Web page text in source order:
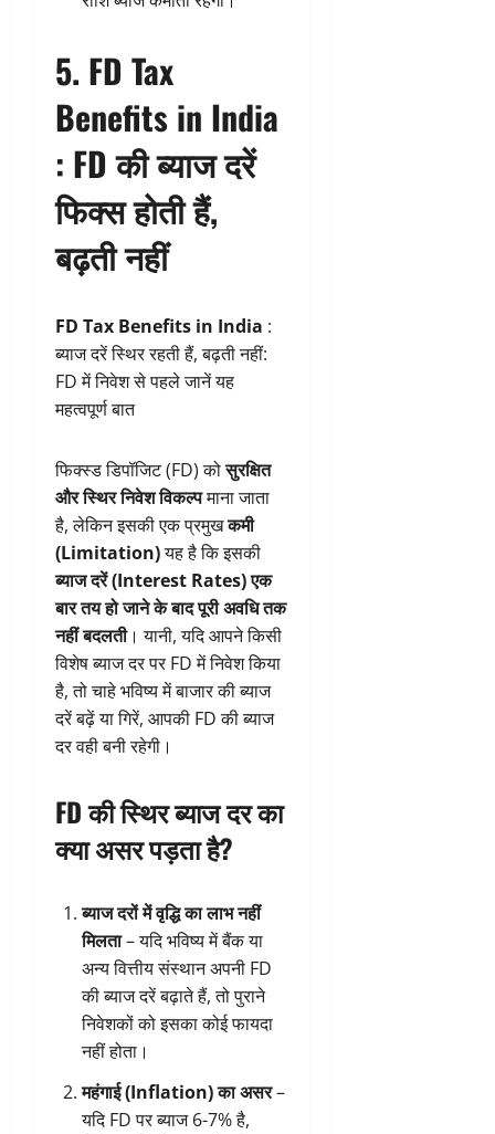
5. FD Tax
Benefits in India
: FD की ब्याज दरें
फिक्स होती हैं,
बढ़ती नहीं
FD Tax Benefits in India :
ब्याज दरें स्थिर रहती हैं, बढ़ती नहीं:
FD में निवेश से पहले जानें यह
महत्वपूर्ण बात
फिक्स्ड डिपॉजिट (FD) कोसुरक्षित
और स्थिर निवेश विकल्पमाना जाता
है, लेकिन इसकी एक प्रमुखकमी
(Limitation)यह है कि इसकी
ब्याज दरें (Interest Rates) एक
बार तय हो जाने के बाद पूरी अवधि तक
नहीं बदलती। यानी, यदि आपने किसी
विशेष ब्याज दर पर FD में निवेश किया
है, तो चाहे भविष्य में बाजार की ब्याज
दरें बढ़ें या गिरें, आपकी FD की ब्याज
दर वही बनी रहेगी।
FD की स्थिर ब्याज दर का
क्या असर पड़ता है?
ब्याज दरों में वृद्धि का लाभ नहीं
मिलता– यदि भविष्य में बैंक या
अन्य वित्तीय संस्थान अपनी FD
की ब्याज दरें बढ़ाते हैं, तो पुराने
निवेशकों को इसका कोई फायदा
नहीं होता।
महंगाई (Inflation) का असर–
यदि FD पर ब्याज 6-7% है,